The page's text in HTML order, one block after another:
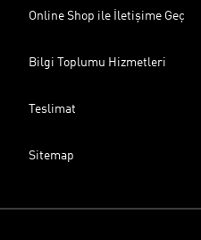
Online Shop ile İletişime Geç
Bilgi Toplumu Hizmetleri
Teslimat
Sitemap